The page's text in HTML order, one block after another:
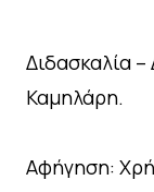
Διδασκαλία
Καμηλάρη.
Αφήγηση: